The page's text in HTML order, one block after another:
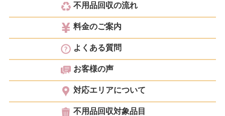
不用品回収の流れ
料金のご案内
よくある質問
お客様の声
対応エリアについて
不用品回収対象品目